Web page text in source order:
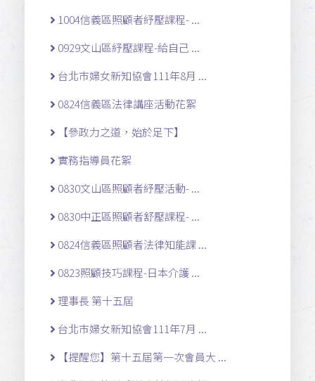
1004信義區照顧者紓壓課程- ...
0929文山區紓壓課程-給自己 ...
台北市婦女新知協會111年8月 ...
0824信義區法律講座活動花絮
【參政力之道，始於足下】
實務指導員花絮
0830文山區照顧者紓壓活動- ...
0830中正區照顧者舒壓課程- ...
0824信義區照顧者法律知能課 ...
0823照顧技巧課程-日本介護 ...
理事長 第十五屆
台北市婦女新知協會111年7月 ...
【提醒您】第十五屆第一次會員大 ...